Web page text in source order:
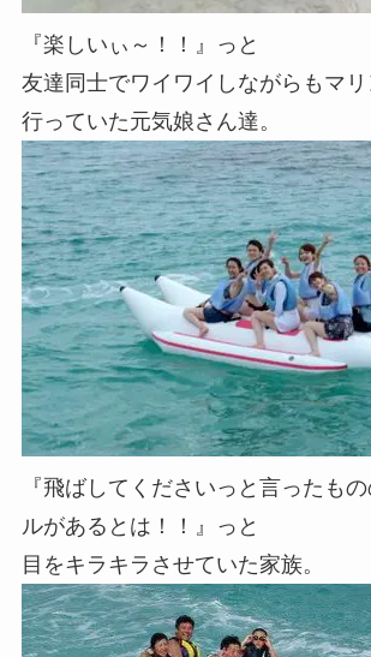
『楽しいぃ～！！』っと
友達同士でワイワイしながらもマ
行っていた元気娘さん達。
『飛ばしてくださいっと言ったも
ルがあるとは！！』っと
目をキラキラさせていた家族。